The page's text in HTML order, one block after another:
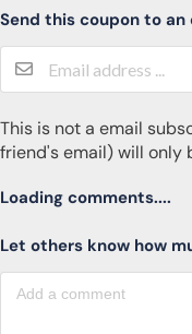
Send this coupon to an
This is not a email
friend's email) will only
Loading comments....
Let others know how